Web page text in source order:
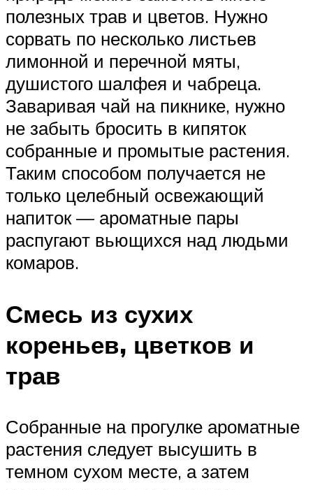
полезных трав и цветов. Нужно
сорвать по несколько листьев
лимонной и перечной мяты,
душистого шалфея и чабреца.
Заваривая чай на пикнике, нужно
не забыть бросить в кипяток
собранные и промытые растения.
Таким способом получается не
только целебный освежающий
напиток — ароматные пары
распугают вьющихся над людьми
комаров.
Смесь из сухих
кореньев, цветков и
трав
Собранные на прогулке ароматные
растения следует высушить в
темном сухом месте, а затем